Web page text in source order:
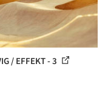
/ EFFEKT - 3